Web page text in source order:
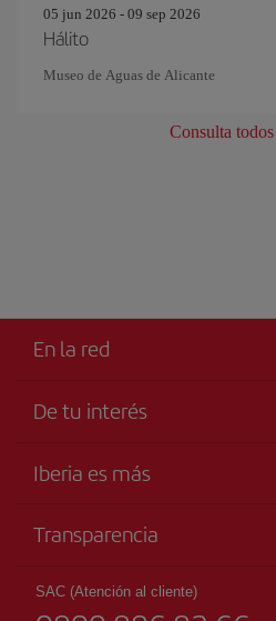
05 jun 2026 - 09 sep 2026
Hálito
Museo de Aguas de Alicante
Consulta
En la red
De tu interés
Accesibilidad
Mapa del sitio
Iberia es más
Grupo Iberia
Accionistas e Inversores
Nuestras Alianzas
Transparencia
SAC (Atención al cliente)